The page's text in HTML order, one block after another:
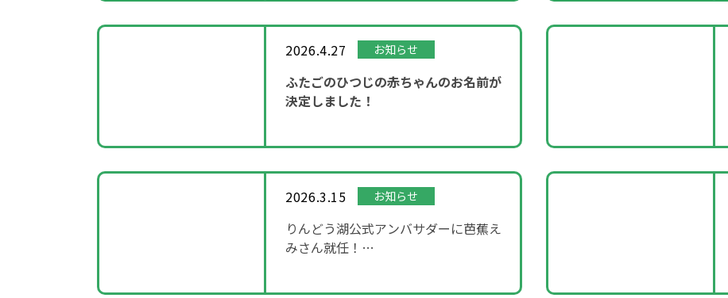
2026.4.27 お知らせ
ふたごのひつじの赤ちゃんのお名前が
決定しました！
2026.3.15 お知らせ
りんどう湖公式アンバサダーに芭蕉え
みさん就任！